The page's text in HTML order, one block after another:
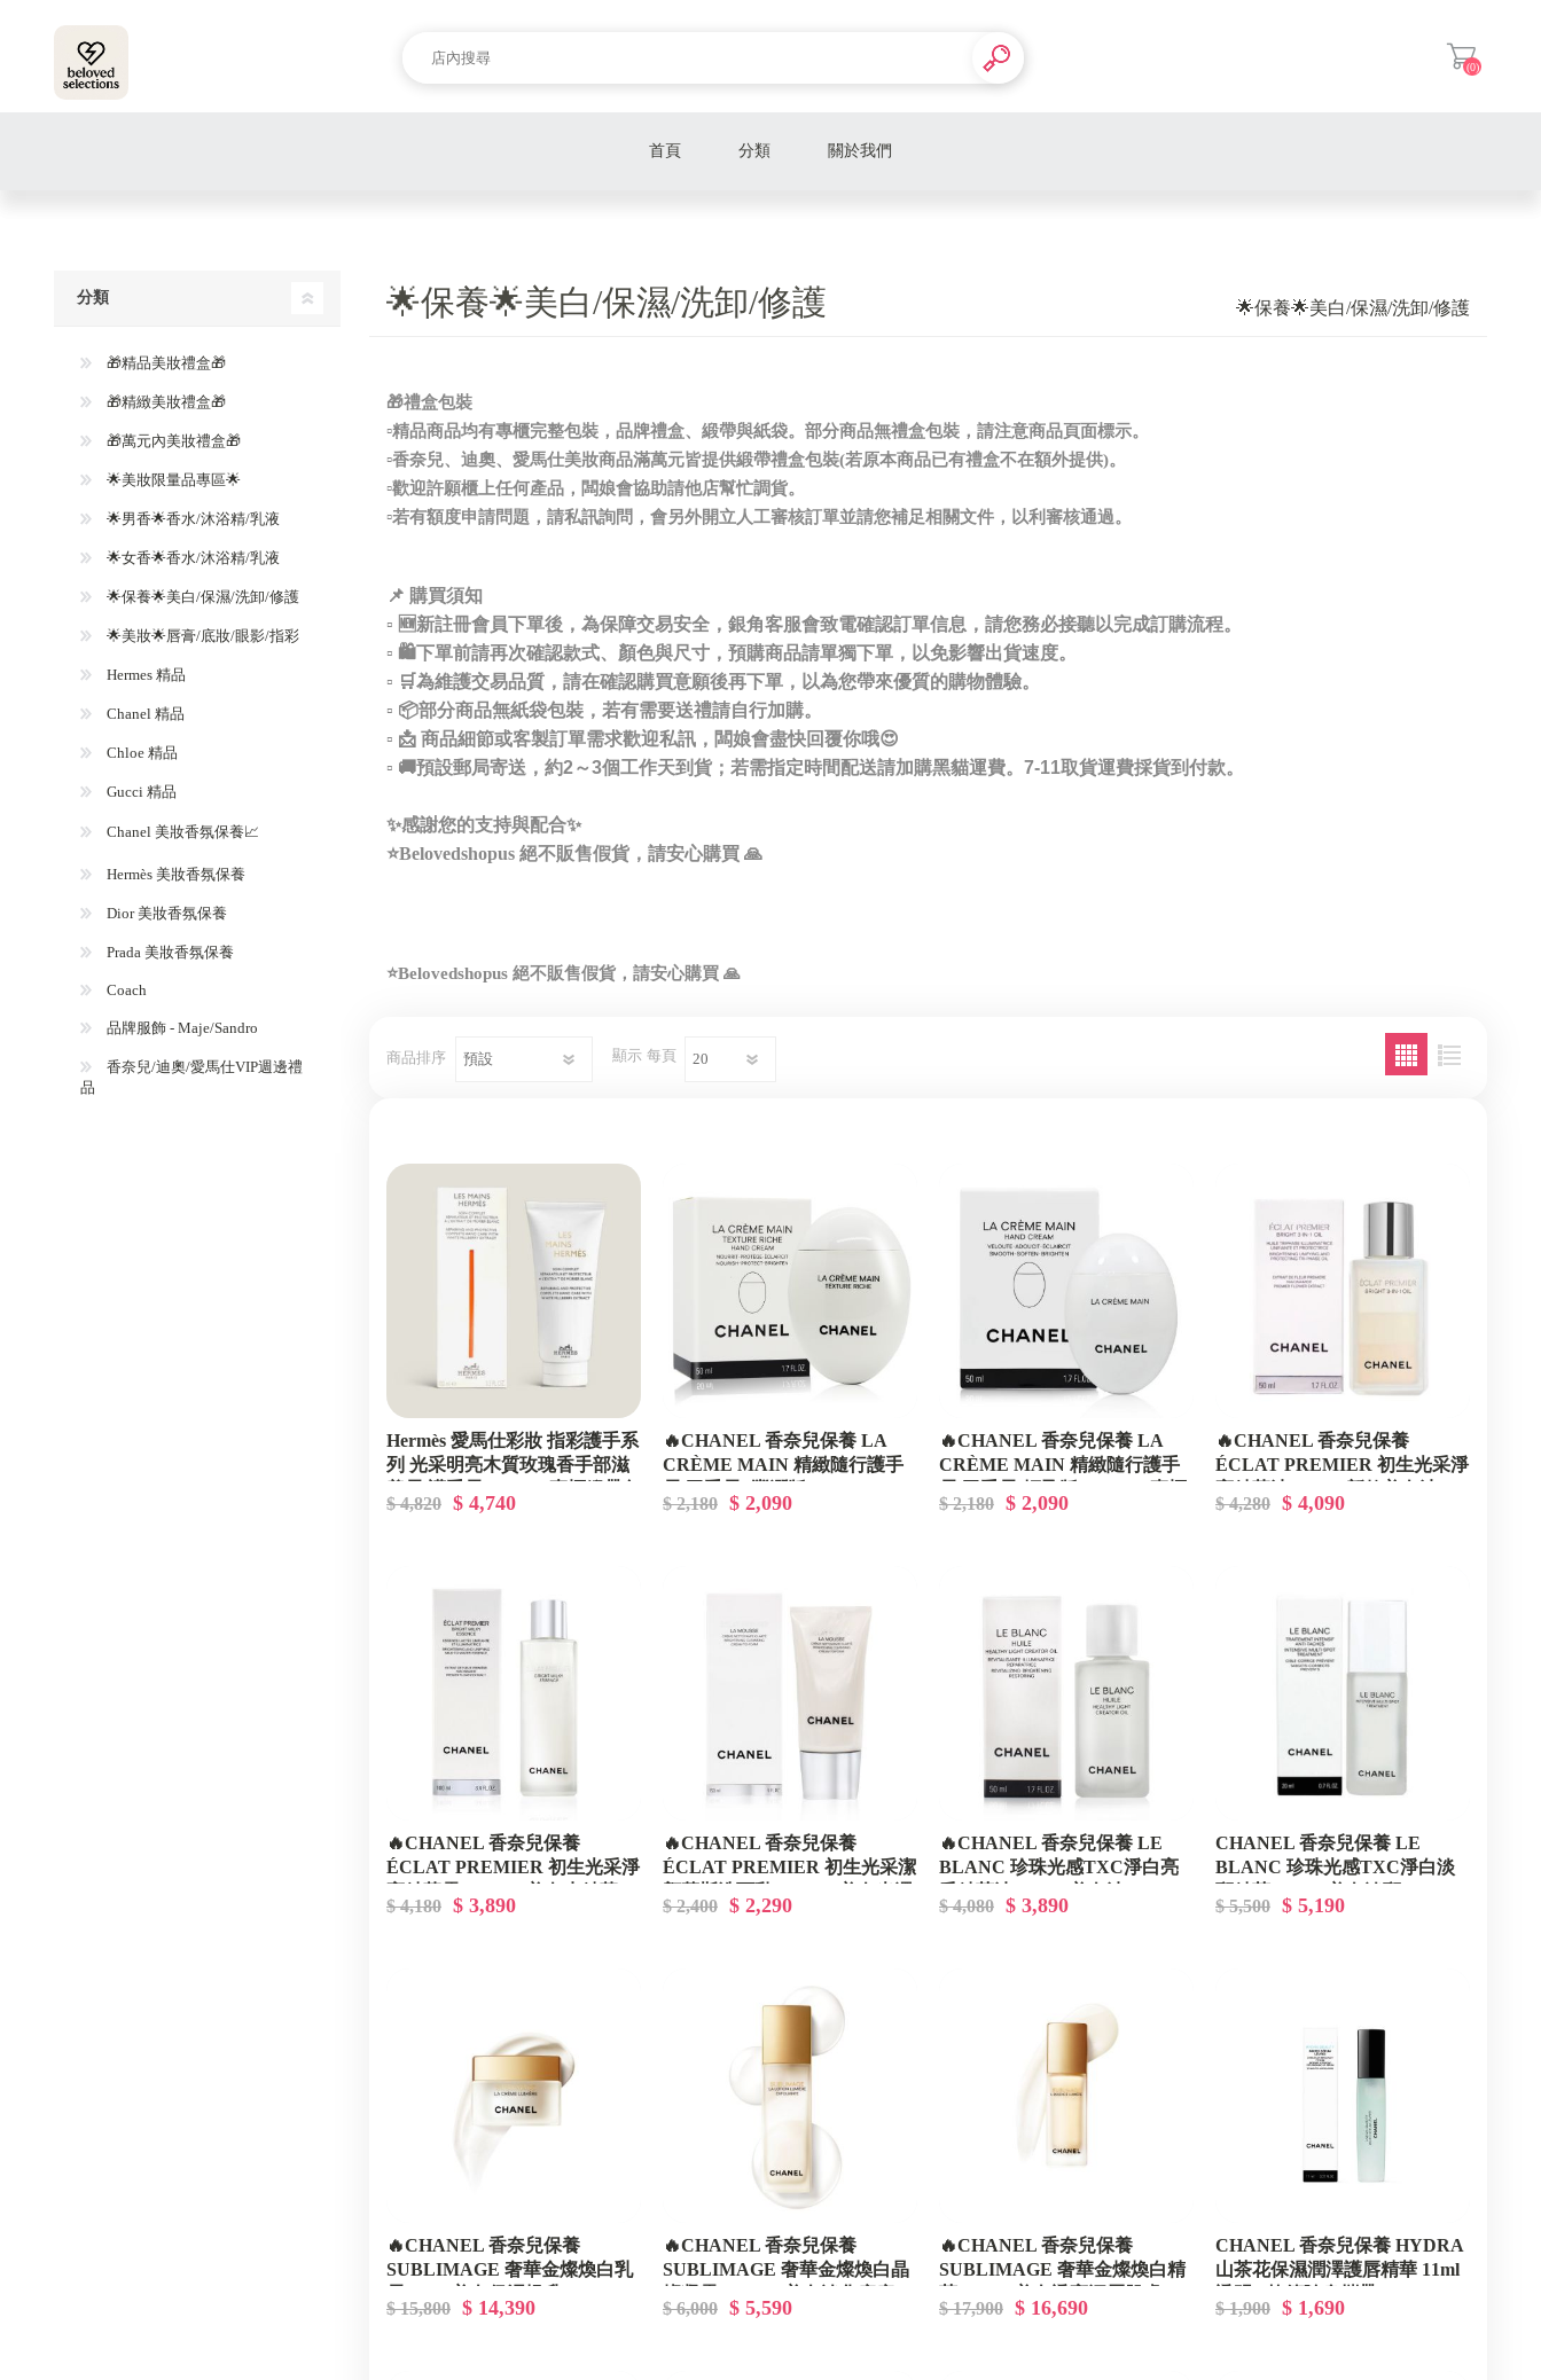
(0)
首頁 分類
🎁精緻美妝禮盒🎁
🌟男香🌟香水/沐浴精/乳液
🌟女香🌟香水/沐浴精/乳液
🌟保養🌟美白/保濕/洗卸/修護
Chanel 精品
Chloe 精品
Gucci 精品
香奈兒/迪奧/愛馬仕VIP週邊禮品
關於我們
🌟保養🌟美白/保濕/洗卸/修護 🌟保養🌟美白/保濕/洗卸/修護
🎁禮盒包裝
▫️精品商品均有專櫃完整包裝，品牌禮盒、緞帶與紙袋。部分商品無禮盒包裝，請注意商品頁面標示。
▫️香奈兒、迪奧、愛馬仕美妝商品滿萬元皆提供緞帶禮盒包裝(若原本商品已有禮盒不在額外提供)。
▫️歡迎許願櫃上任何產品，闆娘會協助請他店幫忙調貨。
▫️若有額度申請問題，請私訊詢問，會另外開立人工審核訂單並請您補足相關文件，以利審核通過。
📌 購買須知
▫️ 🆕新註冊會員下單後，為保障交易安全，銀角客服會致電確認訂單信息，請您務必接聽以完成訂購流程。
▫️ 🛍️下單前請再次確認款式、顏色與尺寸，預購商品請單獨下單，以免影響出貨速度。
▫️ 🛒為維護交易品質，請在確認購買意願後再下單，以為您帶來優質的購物體驗。
▫️ 📦部分商品無紙袋包裝，若有需要送禮請自行加購。
▫️ 📩 商品細節或客製訂單需求歡迎私訊，闆娘會盡快回覆你哦😍
▫️ 🚚預設郵局寄送，約2～3個工作天到貨；若需指定時間配送請加購黑貓運費。7-11取貨運費採貨到付款。
✨感謝您的支持與配合✨
⭐️Belovedshopus 絕不販售假貨，請安心購買 🙏
⭐️Belovedshopus 絕不販售假貨，請安心購買 🙏
商品排序 顯示 每頁
Hermès 愛馬仕彩妝 指彩護手系
列 光采明亮木質玫瑰香手部滋
裝
$ 4,820 $ 4,740
🔥CHANEL 香奈兒保養 LA
CRÈME MAIN 精緻隨行護手
$ 2,180 $ 2,090
🔥CHANEL 香奈兒保養 LA
CRÈME MAIN 精緻隨行護手
緞帶包裝
$ 2,180 $ 2,090
🔥CHANEL 香奈兒保養
ÉCLAT PREMIER 初生光采淨
$ 4,280 $ 4,090
🔥CHANEL 香奈兒保養
ÉCLAT PREMIER 初生光采淨
$ 4,180 $ 3,890
🔥CHANEL 香奈兒保養
ÉCLAT PREMIER 初生光采潔
提升
$ 2,400 $ 2,290
🔥CHANEL 香奈兒保養 LE
BLANC 珍珠光感TXC淨白亮
$ 4,080 $ 3,890
CHANEL 香奈兒保養 LE
BLANC 珍珠光感TXC淨白淡
$ 5,500 $ 5,190
🔥CHANEL 香奈兒保養
SUBLIMAGE 奢華金燦煥白乳
$ 15,800 $ 14,390
🔥CHANEL 香奈兒保養
SUBLIMAGE 奢華金燦煥白晶
$ 6,000 $ 5,590
🔥CHANEL 香奈兒保養
SUBLIMAGE 奢華金燦煥白精
$ 17,900 $ 16,690
CHANEL 香奈兒保養 HYDRA
山茶花保濕潤澤護唇精華​ 11ml
$ 1,900 $ 1,690
分類
🎁精品美妝禮盒🎁
🎁精緻美妝禮盒🎁
🎁萬元內美妝禮盒🎁
🌟美妝限量品專區🌟
🌟男香🌟香水/沐浴精/乳液
🌟女香🌟香水/沐浴精/乳液
🌟保養🌟美白/保濕/洗卸/修護
🌟美妝🌟唇膏/底妝/眼影/指彩
Hermes 精品
Chanel 精品
Chloe 精品
Gucci 精品
Chanel 美妝香氛保養📈
Hermès 美妝香氛保養
Dior 美妝香氛保養
Prada 美妝香氛保養
Coach
品牌服飾 - Maje/Sandro
香奈兒/迪奧/愛馬仕VIP週邊禮
品